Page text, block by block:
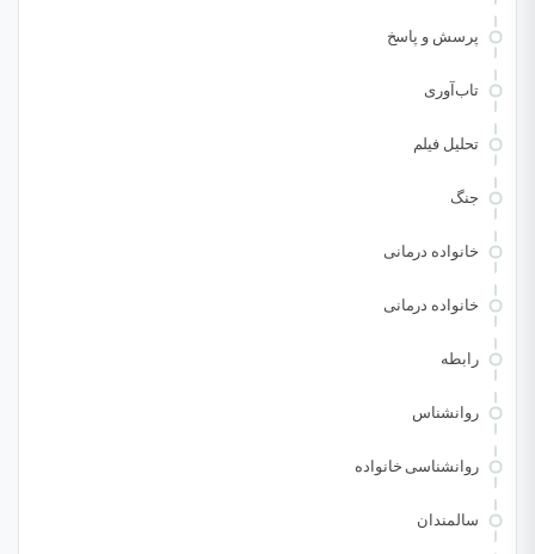
پرسش و پاسخ
تاب‌آوری
تحلیل فیلم
جنگ
خانواده درمانی
خانواده درمانی
رابطه
روانشناس
روانشناسی خانواده
سالمندان